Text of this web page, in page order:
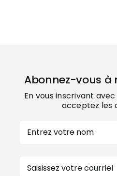
Abonnez-vous à
En vous inscrivant
acceptez les
mail